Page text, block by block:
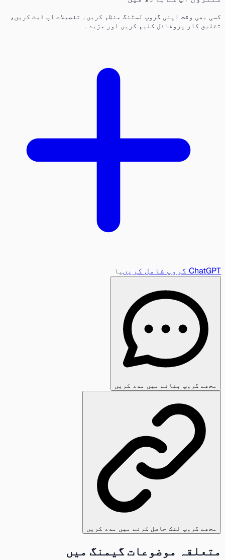
کسی بھی وقت اپنی گروپ لسٹنگ منظم کریں۔ تفصیلات اپ ڈیٹ کریں،
تخلیق کار پروفائل کلیم کریں اور مزید۔
ChatGPT گروپ شامل کریں یا
مجھے گروپ بنانے میں مدد کریں
مجھے گروپ لنک حاصل کرنے میں مدد کریں
متعلقہ موضوعات گیمنگ میں